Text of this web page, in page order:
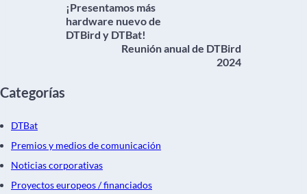
¡Presentamos más
hardware nuevo de
DTBird y DTBat!
Reunión anual de DTBird
2024
Categorías
DTBat
Premios y medios de comunicación
Noticias corporativas
Proyectos europeos / financiados